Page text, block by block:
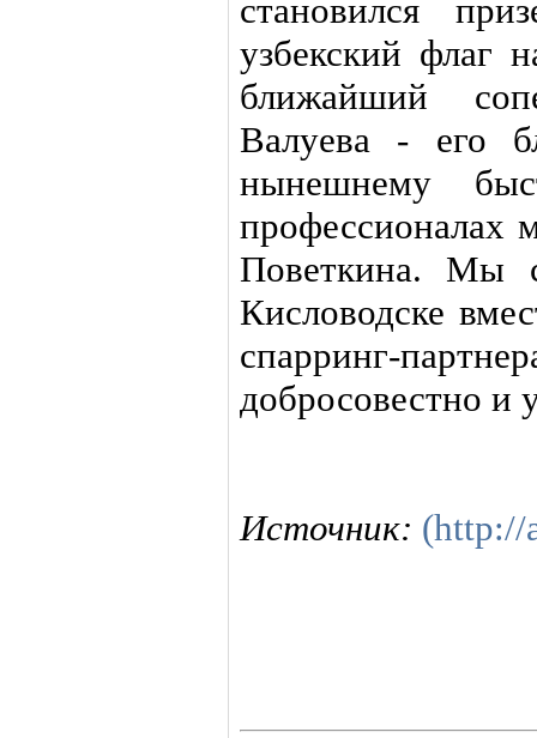
становился
узбекский флаг
ближайший
Валуева - его
нынешнему
профессионалах
Поветкина.
Кисловодске
спарринг-
добросовестно и
Источник: (http://